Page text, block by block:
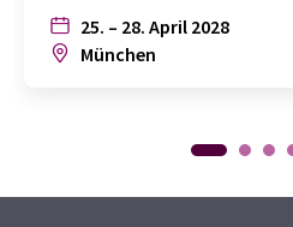
25. – 28. April 2028
München